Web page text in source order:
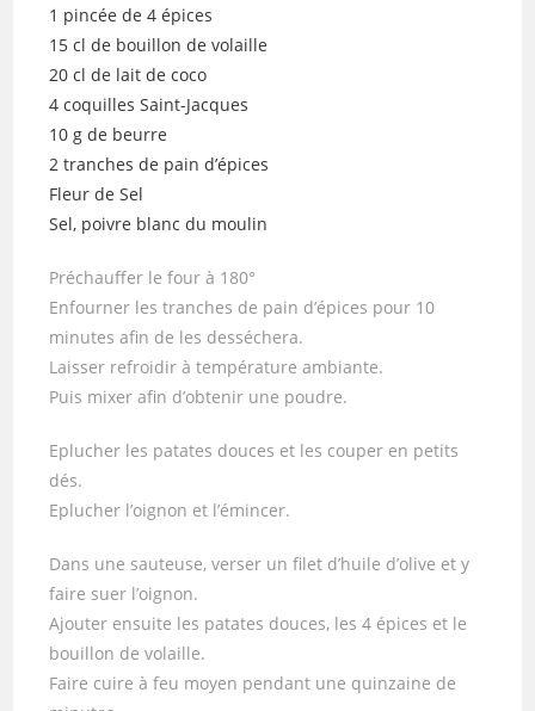
1 pincée de 4 épices
15 cl de bouillon de volaille
20 cl de lait de coco
4 coquilles Saint-Jacques
10 g de beurre
2 tranches de pain d’épices
Fleur de Sel
Sel, poivre blanc du moulin
Préchauffer le four à 180°
Enfourner les tranches de pain d’épices pour 10
minutes afin de les desséchera.
Laisser refroidir à température ambiante.
Puis mixer afin d’obtenir une poudre.
Eplucher les patates douces et les couper en petits
dés.
Eplucher l’oignon et l’émincer.
Dans une sauteuse, verser un filet d’huile d’olive et y
faire suer l’oignon.
Ajouter ensuite les patates douces, les 4 épices et le
bouillon de volaille.
Faire cuire à feu moyen pendant une quinzaine de